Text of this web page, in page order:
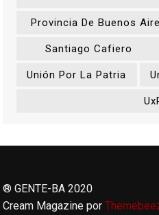
Provincia De Buenos
Santiago Cafiero
Unión Por La Patria
® GENTE-BA 2020
Cream Magazine por